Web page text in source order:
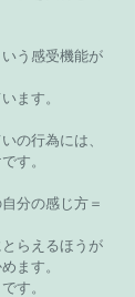
う感受機能が
ます。
の行為には、
す。
分の感じ方＝
らえるほうが
ます。
す。